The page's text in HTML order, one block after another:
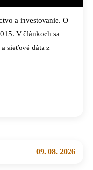
a investovanie. O
V článkoch sa
sieťové dáta z
09. 08. 2026